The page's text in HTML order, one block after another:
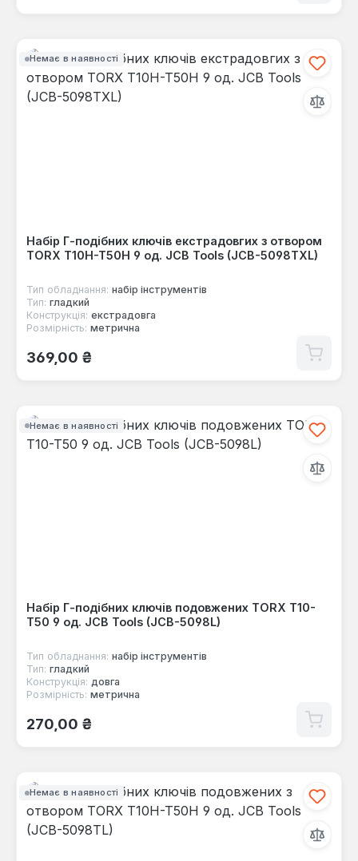
Немає в наявності
Набір Г-подібних ключів екстрадовгих з отвором
TORX T10H-T50H 9 од. JCB Tools (JCB-5098TXL)
Тип обладнання: набір інструментів
Тип: гладкий
Конструкція: екстрадовга
Розмірність: метрична
Звичайна ціна:
369,00 ₴
Немає в наявності
Набір Г-подібних ключів подовжених TORX T10-
T50 9 од. JCB Tools (JCB-5098L)
Тип обладнання: набір інструментів
Тип: гладкий
Конструкція: довга
Розмірність: метрична
Звичайна ціна:
270,00 ₴
Немає в наявності